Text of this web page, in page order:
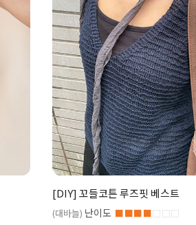
[DIY] 꼬들코튼 루즈핏 베스트
(대바늘) 난이도 ■■■■□□□